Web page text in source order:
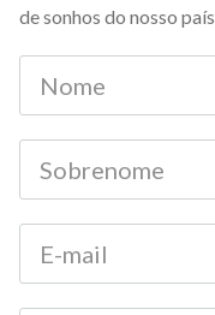
de sonhos do nosso país.